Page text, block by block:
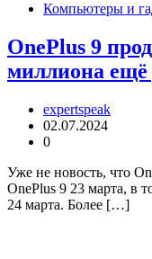
Компьютеры и
OnePlus 9
миллиона ещё
expertspeak
02.07.2024
0
Уже не новость, что
OnePlus 9 23 марта, в
24 марта. Более […]